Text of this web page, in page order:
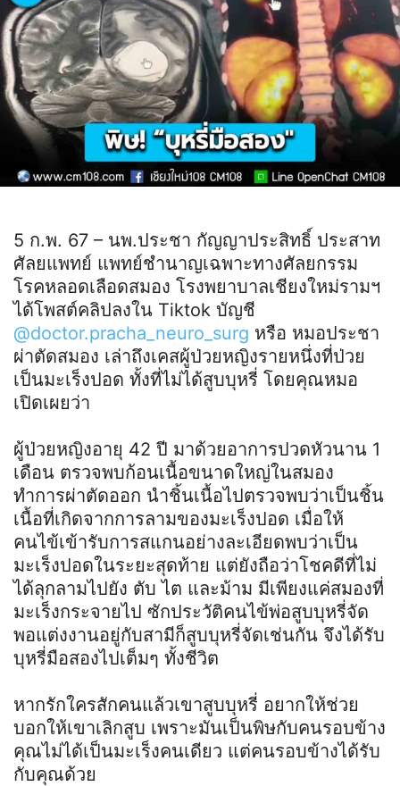
5 ก.พ. 67 – นพ.ประชา กัญญาประสิทธิ์ ประสาท
ศัลยแพทย์ แพทย์ชำนาญเฉพาะทางศัลยกรรม
โรคหลอดเลือดสมอง โรงพยาบาลเชียงใหม่รามฯ
ได้โพสต์คลิปลงใน Tiktok บัญชี
@doctor.pracha_neuro_surg หรือ หมอประชา
ผ่าตัดสมอง เล่าถึงเคสผู้ป่วยหญิงรายหนึ่งที่ป่วย
เป็นมะเร็งปอด ทั้งที่ไม่ได้สูบบุหรี่ โดยคุณหมอ
เปิดเผยว่า
ผู้ป่วยหญิงอายุ 42 ปี มาด้วยอาการปวดหัวนาน 1
เดือน ตรวจพบก้อนเนื้อขนาดใหญ่ในสมอง
ทำการผ่าตัดออก นำชิ้นเนื้อไปตรวจพบว่าเป็นชิ้น
เนื้อที่เกิดจากการลามของมะเร็งปอด เมื่อให้
คนไข้เข้ารับการสแกนอย่างละเอียดพบว่าเป็น
มะเร็งปอดในระยะสุดท้าย แต่ยังถือว่าโชคดีที่ไม่
ได้ลุกลามไปยัง ตับ ไต และม้าม มีเพียงแค่สมองที่
มะเร็งกระจายไป ซักประวัติคนไข้พ่อสูบบุหรี่จัด
พอแต่งงานอยู่กับสามีก็สูบบุหรี่จัดเช่นกัน จึงได้รับ
บุหรี่มือสองไปเต็มๆ ทั้งชีวิต
หากรักใครสักคนแล้วเขาสูบบุหรี่ อยากให้ช่วย
บอกให้เขาเลิกสูบ เพราะมันเป็นพิษกับคนรอบข้าง
คุณไม่ได้เป็นมะเร็งคนเดียว แต่คนรอบข้างได้รับ
กับคุณด้วย